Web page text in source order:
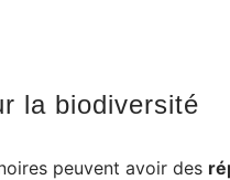
la biodiversité
peuvent avoir des